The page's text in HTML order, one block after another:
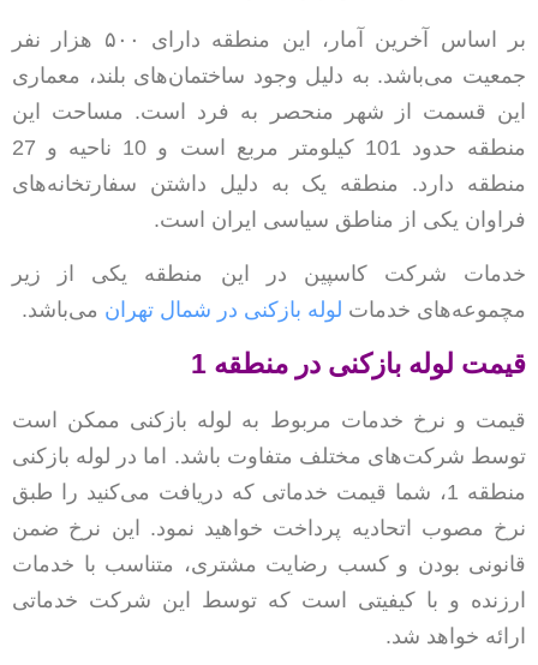
بر اساس آخرین آمار، این منطقه دارای ۵۰۰ هزار نفر
جمعیت می‌باشد. به دلیل وجود ساختمان‌های بلند، معماری
این قسمت از شهر منحصر به فرد است. مساحت این
منطقه حدود 101 کیلومتر مربع است و 10 ناحیه و 27
منطقه دارد. منطقه یک به دلیل داشتن سفارتخانه‌های
فراوان یکی از مناطق سیاسی ایران است.
خدمات شرکت کاسپین در این منطقه یکی از زیر
مچموعه‌های خدمات لوله بازکنی در شمال تهران می‌باشد.
قیمت لوله بازکنی در منطقه 1
قیمت و نرخ خدمات مربوط به لوله بازکنی ممکن است
توسط شرکت‌های مختلف متفاوت باشد. اما در لوله بازکنی
منطقه 1، شما قیمت خدماتی که دریافت می‌کنید را طبق
نرخ مصوب اتحادیه پرداخت خواهید نمود. این نرخ ضمن
قانونی بودن و کسب رضایت مشتری، متناسب با خدمات
ارزنده و با کیفیتی است که توسط این شرکت خدماتی
ارائه خواهد شد.